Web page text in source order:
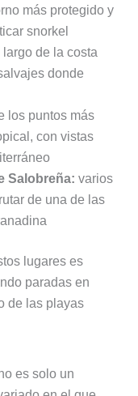
más protegido y
snorkel
largo de la costa
donde
los puntos más
con vistas
Salobreña: varios
de una de las
lugares es
paradas en
de las playas
es solo un